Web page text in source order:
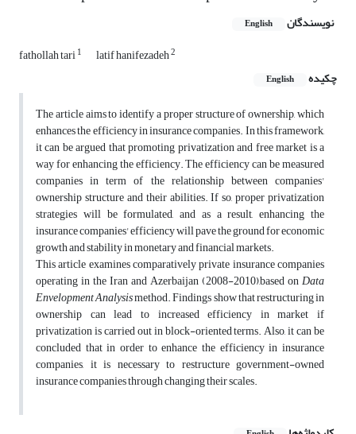
نویسندگان English
fathollah tari1 latif hanifezadeh2
چکیده English
The article aims to identify a proper structure of ownership, which
enhances the efficiency in insurance companies. In this framework,
it can be argued that promoting privatization and free market is a
way for enhancing the efficiency. The efficiency can be measured
companies in term of the relationship between companies'
ownership structure and their abilities. If so, proper privatization
strategies will be formulated, and as a result, enhancing the
insurance companies' efficiency will pave the ground for economic
growth and stability in monetary and financial markets.
This article examines comparatively private insurance companies
operating in the Iran and Azerbaijan (2008-2010),based onData
Envelopment Analysismethod. Findings show that restructuring in
ownership can lead to increased efficiency in market if
privatization is carried out in block-oriented terms. Also, it can be
concluded that in order to enhance the efficiency in insurance
companies, it is necessary to restructure government-owned
insurance companies through changing their scales.